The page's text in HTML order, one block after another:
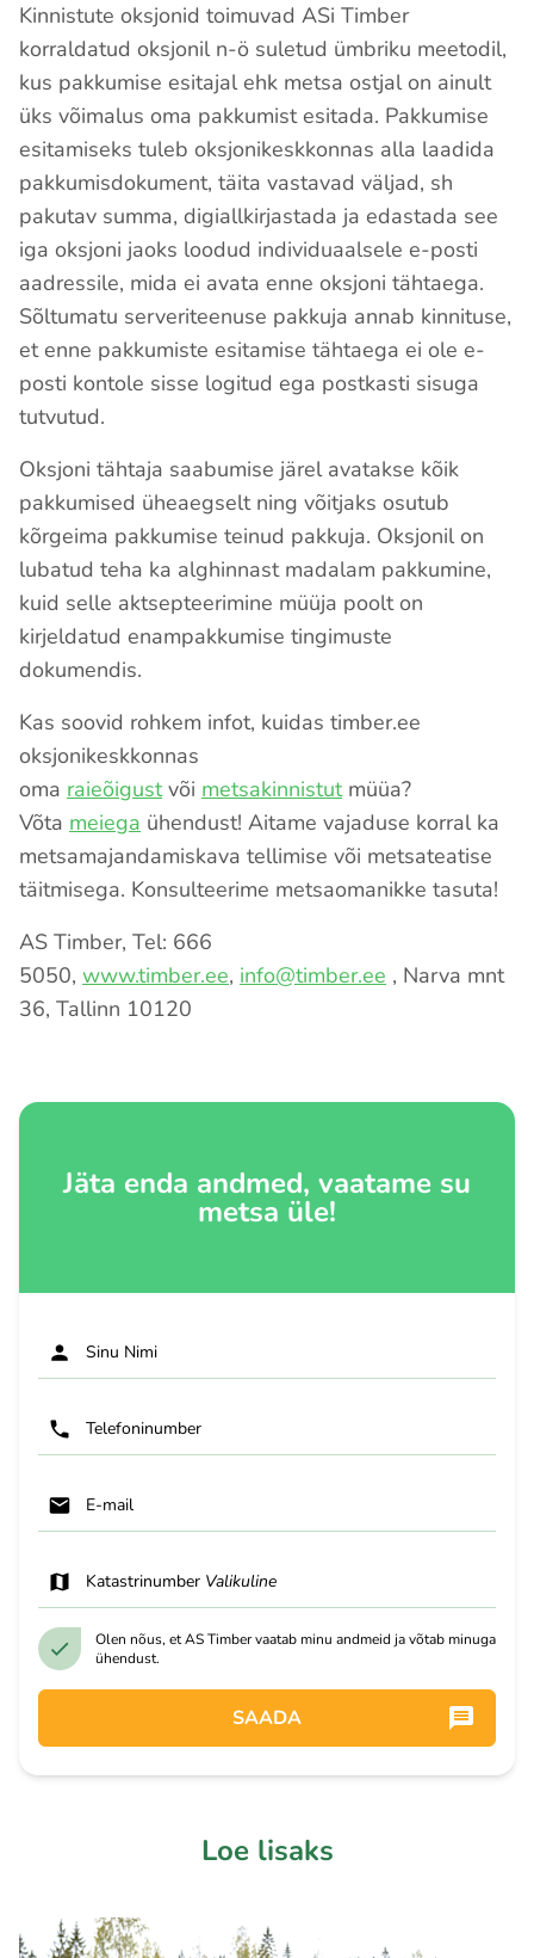
Kinnistute oksjonid toimuvad ASi Timber
korraldatud oksjonil n-ö suletud ümbriku meetodil,
kus pakkumise esitajal ehk metsa ostjal on ainult
üks võimalus oma pakkumist esitada. Pakkumise
esitamiseks tuleb oksjonikeskkonnas alla laadida
pakkumisdokument, täita vastavad väljad, sh
pakutav summa, digiallkirjastada ja edastada see
iga oksjoni jaoks loodud individuaalsele e-posti
aadressile, mida ei avata enne oksjoni tähtaega.
Sõltumatu serveriteenuse pakkuja annab kinnituse,
et enne pakkumiste esitamise tähtaega ei ole e-
posti kontole sisse logitud ega postkasti sisuga
tutvutud.
Oksjoni tähtaja saabumise järel avatakse kõik
pakkumised üheaegselt ning võitjaks osutub
kõrgeima pakkumise teinud pakkuja. Oksjonil on
lubatud teha ka alghinnast madalam pakkumine,
kuid selle aktsepteerimine müüja poolt on
kirjeldatud enampakkumise tingimuste
dokumendis.
Kas soovid rohkem infot, kuidas timber.ee
oksjonikeskkonnas
oma raieõigustvõi metsakinnistutmüüa?
Võta meiega ühendust! Aitame vajaduse korral ka
metsamajandamiskava tellimise või metsateatise
täitmisega. Konsulteerime metsaomanikke tasuta!
AS Timber, Tel: 666
5050, www.timber.ee, info@timber.ee , Narva mnt
36, Tallinn 10120
Jäta enda andmed, vaatame su
metsa üle!
Sinu Nimi
Telefoninumber
E-mail
Katastrinumber Valikuline
Olen nõus, et AS Timber vaatab minu andmeid ja võtab minuga
ühendust.
SAADA
Loe lisaks